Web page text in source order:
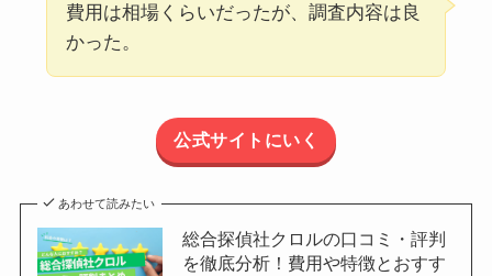
費用は相場くらいだったが、調査内容は良
かった。
公式サイトにいく
あわせて読みたい
総合探偵社クロルの口コミ・評判
を徹底分析！費用や特徴とおすす